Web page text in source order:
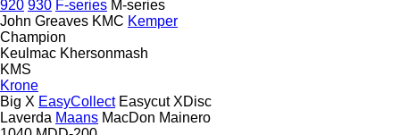
920 930 F-series M-series
John Greaves KMC Kemper
Champion
Keulmac Khersonmash
KMS
Krone
Big X EasyCollect Easycut XDisc
Laverda Maans MacDon Mainero